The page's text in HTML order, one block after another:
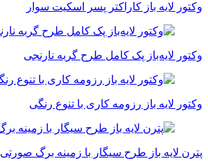
وکتور لایه باز کاراکتر پسر اسکیت سوار
وکتور لایه‌باز پک کامل طرح گربه نارنجی
وکتور لایه باز رزومه کاری با تنوع رنگی
پترن لایه باز طرح سیگار با زمینه برگ صورتی